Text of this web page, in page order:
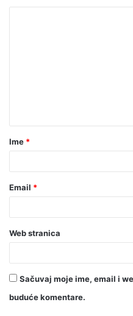
Ime *
Email *
Web stranica
Sačuvaj moje ime, email i
buduće komentare.